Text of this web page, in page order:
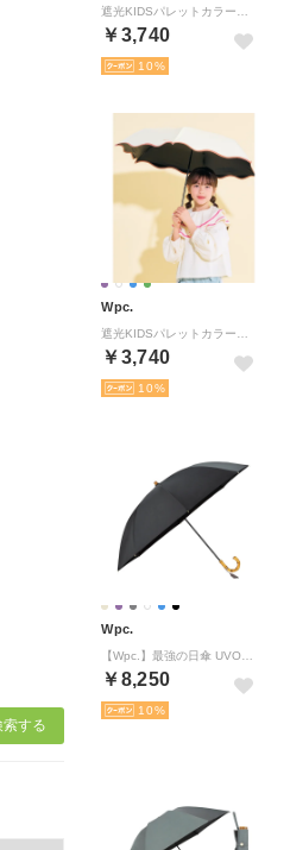
￥3,740
10
Wpc.
￥3,740
10
Wpc.
￥8,250
10